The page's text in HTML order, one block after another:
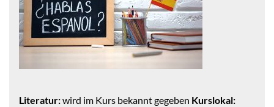
Literatur:wird im Kurs bekannt gegeben Kurslokal: